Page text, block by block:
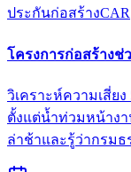
ประกันก่อสร้างCAR
โครงการก่อสร้างช่
วิเคราะห์ความเสี่ย
ตั้งแต่น้ำท่วมหน้างา
ล่าช้าและรู้ว่ากรม